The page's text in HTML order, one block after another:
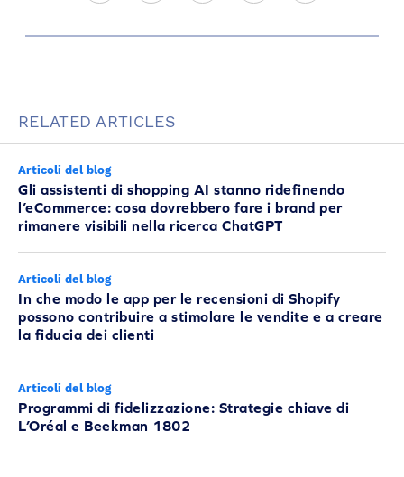
RELATED ARTICLES
Articoli del blog
Gli assistenti di shopping AI stanno ridefinendo
l’eCommerce: cosa dovrebbero fare i brand per
rimanere visibili nella ricerca ChatGPT
Articoli del blog
In che modo le app per le recensioni di Shopify
possono contribuire a stimolare le vendite e a creare
la fiducia dei clienti
Articoli del blog
Programmi di fidelizzazione: Strategie chiave di
L’Oréal e Beekman 1802